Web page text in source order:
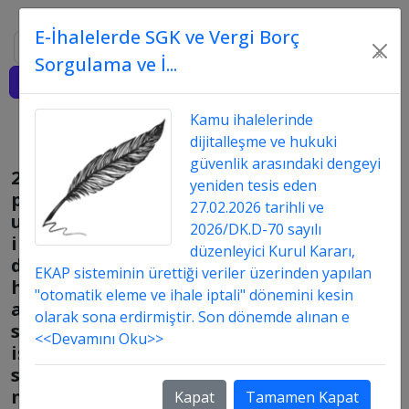
Ara
21/f
pazarlık
usulü
ile
danışmanlık
hizmet
alımında
süreç
işlem
sırası
nedir
E-İhalelerde SGK ve Vergi Borç
Sorgulama ve İ...
×
Kamu ihalelerinde
dijitalleşme ve hukuki
güvenlik arasındaki dengeyi
yeniden tesis eden
27.02.2026 tarihli ve
2026/DK.D-70 sayılı
düzenleyici Kurul Kararı,
EKAP sisteminin ürettiği veriler üzerinden yapılan
"otomatik eleme ve ihale iptali" dönemini kesin
olarak sona erdirmiştir. Son dönemde alınan e
<<Devamını Oku>>
Kapat Tamamen Kapat